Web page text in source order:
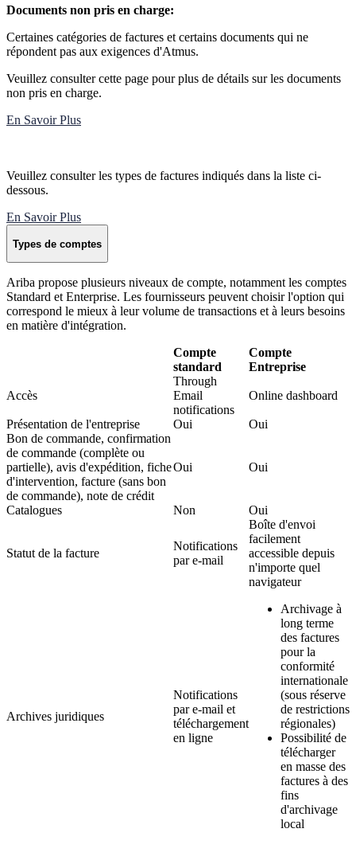
Documents non pris en charge:
Certaines catégories de factures et certains documents qui ne
répondent pas aux exigences d'Atmus.
Veuillez consulter cette page pour plus de détails sur les documents
non pris en charge.
En Savoir Plus
Veuillez consulter les types de factures indiqués dans la liste ci-
dessous.
En Savoir Plus
Types de comptes
Ariba propose plusieurs niveaux de compte, notamment les comptes
Standard et Enterprise. Les fournisseurs peuvent choisir l'option qui
correspond le mieux à leur volume de transactions et à leurs besoins
en matière d'intégration.
Compte
standard
Compte
Entreprise
Accès
Through
Email
notifications
Online dashboard
Présentation de l'entreprise Oui
Oui
Bon de commande, confirmation
de commande (complète ou
partielle), avis d'expédition, fiche
d'intervention, facture (sans bon
de commande), note de crédit
Oui Oui
Catalogues Non Oui
Statut de la facture
Notifications
par e-mail
Boîte d'envoi
facilement
accessible depuis
n'importe quel
navigateur
Archives juridiques
Notifications
par e-mail et
téléchargement
en ligne
Archivage à
long terme
des factures
pour la
conformité
internationale
(sous réserve
de restrictions
régionales)
Possibilité de
télécharger
en masse des
factures à des
fins
d'archivage
local